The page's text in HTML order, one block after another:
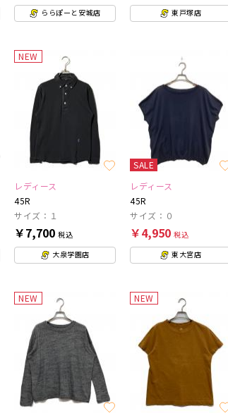
ららぽーと安城店
東戸塚店
NEW
レディース
45R
サイズ：１
￥7,700 税込
大泉学園店
SALE
レディース
45R
サイズ：０
￥4,950 税込
東大宮店
NEW NEW